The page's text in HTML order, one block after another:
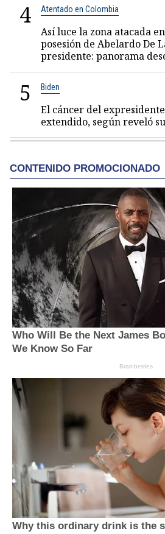
4 Atentado en Colombia
Así luce la zona atacada
posesión de Abelardo De
presidente: panorama
5 Biden
El cáncer del
extendido, según reveló